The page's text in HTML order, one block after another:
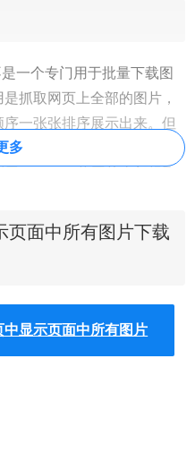
一个专门用于批量下载图
抓取网页上全部的图片，
一张张排序展示出来。但
站的排版很差劲而且广告
利用它一键将图片全部提取
多
页面中所有图片下载
显示页面中所有图片